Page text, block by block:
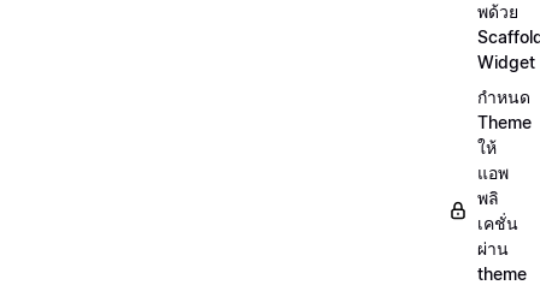
พด้วย
Widget
กำหนด
Theme
ให้
แอพ
พลิ
เคชั่น
ผ่าน
theme